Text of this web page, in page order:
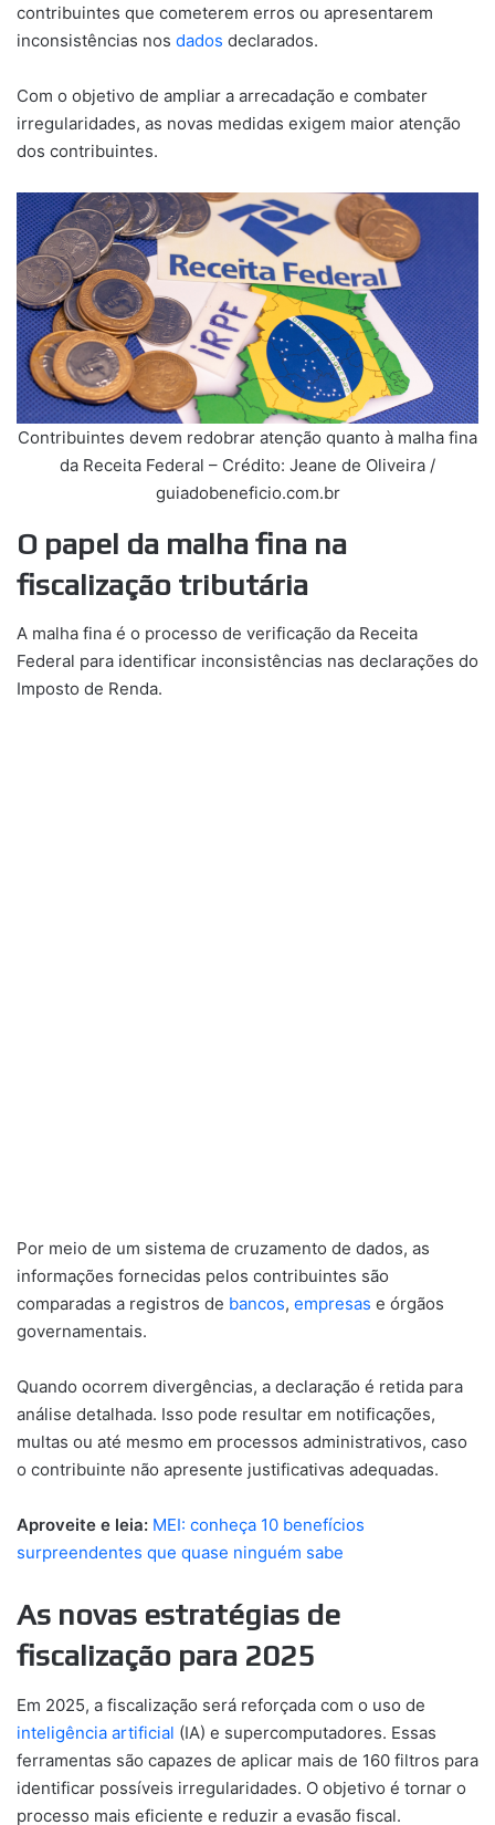
contribuintes que cometerem erros ou apresentarem
inconsistências nos dados declarados.
Com o objetivo de ampliar a arrecadação e combater
irregularidades, as novas medidas exigem maior atenção
dos contribuintes.
Contribuintes devem redobrar atenção quanto à malha fina
da Receita Federal – Crédito: Jeane de Oliveira /
guiadobeneficio.com.br
O papel da malha fina na
fiscalização tributária
A malha fina é o processo de verificação da Receita
Federal para identificar inconsistências nas declarações do
Imposto de Renda.
Por meio de um sistema de cruzamento de dados, as
informações fornecidas pelos contribuintes são
comparadas a registros de bancos, empresas e órgãos
governamentais.
Quando ocorrem divergências, a declaração é retida para
análise detalhada. Isso pode resultar em notificações,
multas ou até mesmo em processos administrativos, caso
o contribuinte não apresente justificativas adequadas.
Aproveite e leia: MEI: conheça 10 benefícios
surpreendentes que quase ninguém sabe
As novas estratégias de
fiscalização para 2025
Em 2025, a fiscalização será reforçada com o uso de
inteligência artificial (IA) e supercomputadores. Essas
ferramentas são capazes de aplicar mais de 160 filtros para
identificar possíveis irregularidades. O objetivo é tornar o
processo mais eficiente e reduzir a evasão fiscal.